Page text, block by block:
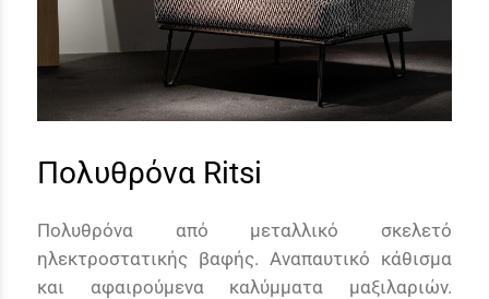
Πολυθρόνα Ritsi
Πολυθρόνα από μεταλλικό σκελετό
ηλεκτροστατικής βαφής. Αναπαυτικό κάθισμα
και αφαιρούμενα καλύμματα μαξιλαριών.